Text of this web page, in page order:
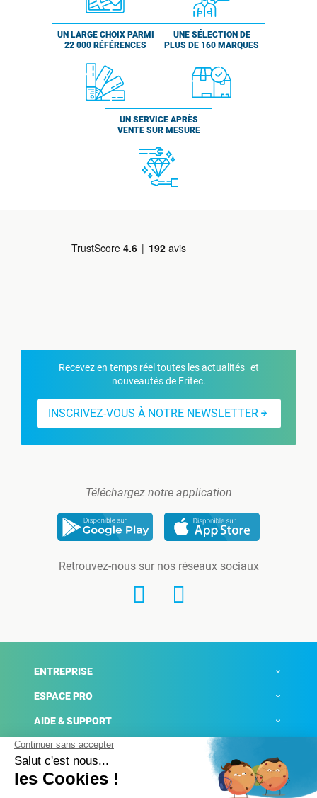
UN LARGE CHOIX PARMI
22 000 RÉFÉRENCES
UNE SÉLECTION DE
PLUS DE 160 MARQUES
UN SERVICE APRÈS
VENTE SUR MESURE
Recevez en temps réel toutes les actualités et
nouveautés de Fritec.
INSCRIVEZ-VOUS À NOTRE NEWSLETTER
Téléchargez notre application
Retrouvez-nous sur nos réseaux sociaux
ENTREPRISE
ESPACE PRO
AIDE & SUPPORT
ACTUALITÉS